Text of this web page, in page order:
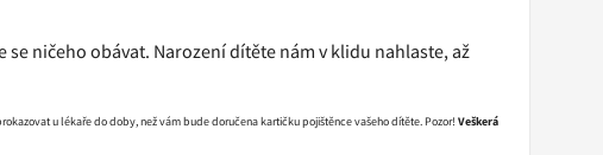
ničeho obávat. Narození dítěte nám v klidu nahlaste, až
u lékaře do doby, než vám bude doručena kartičku pojištěnce vašeho dítěte. Pozor! Veškerá